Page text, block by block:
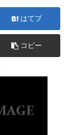
はてブ
コピー